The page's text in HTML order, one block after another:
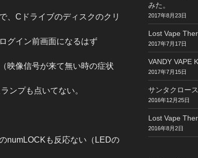
、Cドライブのディスクのクリ
グイン前画面になるはず
映像信号が来て無い時の症状
ンプも点いてない。
numLOCKも反応ない（LEDの
みた。
2017年8月23日
Lost Vape
2017年7月17日
VANDY VAPE
2017年7月15日
サンタクロース
2016年12月25日
Lost Vape
2016年8月2日